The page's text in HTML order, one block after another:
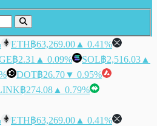
ETH฿63,269.00 ▲ 0.41%
฿2.31 ▲ 0.09% SOL฿2,516.03 ▲
DOT฿26.70▼ 0.95%
฿274.08 ▲ 0.79%
ETH฿63,269.00 ▲ 0.41%